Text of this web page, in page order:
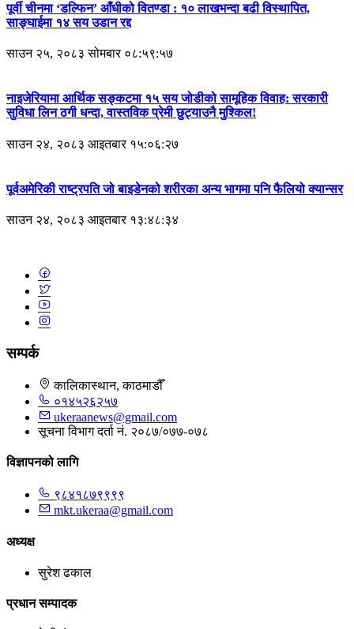
पूर्वी चीनमा ‘डल्फिन’ आँधीको वितण्डा : १० लाखभन्दा बढी विस्थापित,
साङ्घाईमा १४ सय उडान रद्द
साउन २५, २०८३ सोमबार ०८:५९:५७
नाइजेरियामा आर्थिक सङ्कटमा १५ सय जोडीको सामूहिक विवाह: सरकारी
सुविधा लिन ठगी धन्दा, वास्तविक प्रेमी छुट्याउनै मुश्किल!
साउन २४, २०८३ आइतबार १५:०६:२७
पूर्वअमेरिकी राष्ट्रपति जो बाइडेनको शरीरका अन्य भागमा पनि फैलियो क्यान्सर
साउन २४, २०८३ आइतबार १३:४८:३४
सम्पर्क
कालिकास्थान, काठमाडौँ
०१४५२६२५७
ukeraanews@gmail.com
सूचना विभाग दर्ता नं. २०८७/०७७-०७८
विज्ञापनको लागि
९८४१८७९९९९
mkt.ukeraa@gmail.com
अध्यक्ष
सुरेश ढकाल
प्रधान सम्पादक